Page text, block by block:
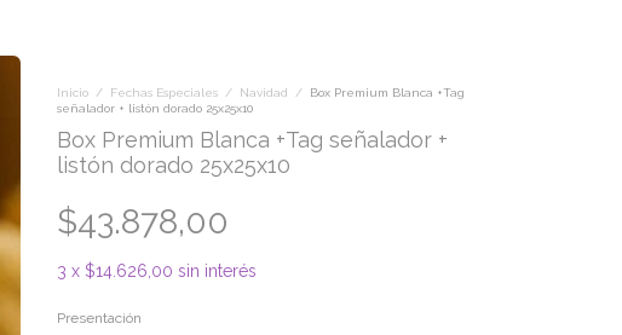
Inicio / Fechas Especiales / Navidad /
Box Premium Blanca +Tag
señalador + listón dorado 25x25x10
Box Premium Blanca +Tag señalador +
listón dorado 25x25x10
$43.878,00
3 x $14.626,00 sin interés
Presentación